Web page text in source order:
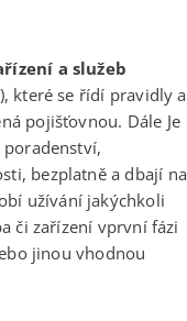
a služeb
které se řídí pravidly a
pojišťovnou. Dále Je
bezplatně a dbají na
užívání jakýchkoli
či zařízení vprvní fázi
jinou vhodnou